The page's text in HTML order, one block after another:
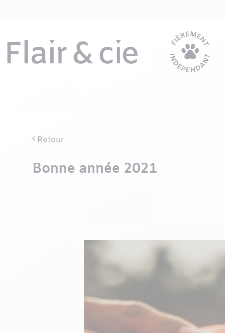
Retour
Bonne année 2021